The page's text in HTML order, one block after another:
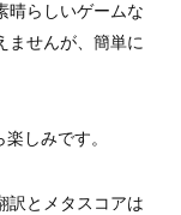
晴らしいゲームな
ませんが、簡単に
しみです。
訳とメタスコアは